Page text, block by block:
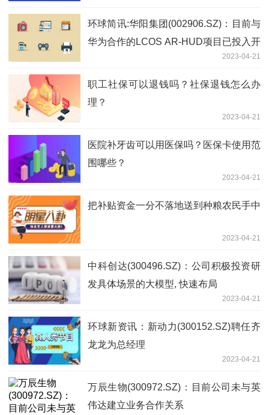
环球简讯:华阳集团(002906.SZ)：目前与
华为合作的LCOS AR-HUD项目已投入开
2023-04-21
职工社保可以退钱吗？社保退钱怎么办
理？
2023-04-21
医院补牙齿可以用医保吗？医保卡使用范
围哪些？
2023-04-21
把补贴资金一分不落地送到种粮农民手中
2023-04-21
中科创达(300496.SZ)：公司积极投资研
发具体场景的大模型, 快速布局
2023-04-21
环球新资讯：新动力(300152.SZ)聘任齐
龙龙为总经理
2023-04-21
万辰生物(300972.SZ)：目前公司未与英
伟达建立业务合作关系